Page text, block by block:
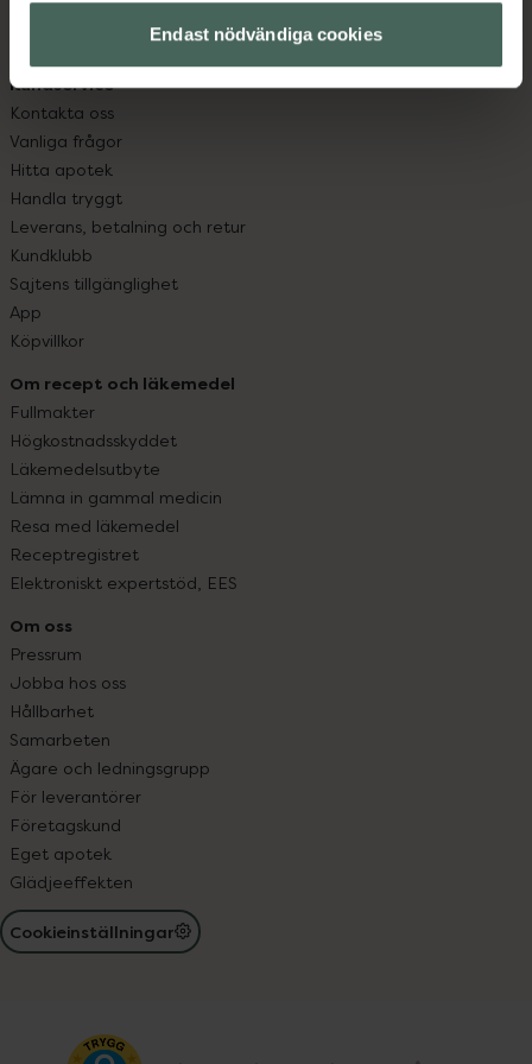
Endast nödvändiga cookies
Kundservice
Kontakta oss
Vanliga frågor
Hitta apotek
Handla tryggt
Leverans, betalning och retur
Kundklubb
Sajtens tillgänglighet
App
Köpvillkor
Om recept och läkemedel
Fullmakter
Högkostnadsskyddet
Läkemedelsutbyte
Lämna in gammal medicin
Resa med läkemedel
Receptregistret
Elektroniskt expertstöd, EES
Om oss
Pressrum
Jobba hos oss
Hållbarhet
Samarbeten
Ägare och ledningsgrupp
För leverantörer
Företagskund
Eget apotek
Glädjeeffekten
Cookieinställningar